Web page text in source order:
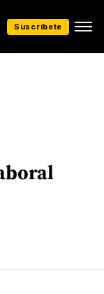
Suscríbete